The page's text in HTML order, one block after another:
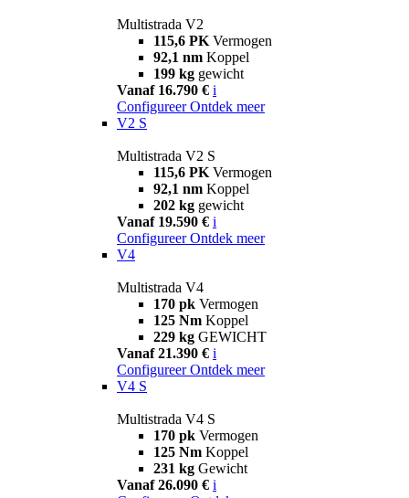
Multistrada V2
115,6 PK Vermogen
92,1 nm Koppel
199 kg gewicht
Vanaf 16.790 € i
Configureer Ontdek meer
V2 S
Multistrada V2 S
115,6 PK Vermogen
92,1 nm Koppel
202 kg gewicht
Vanaf 19.590 € i
Configureer Ontdek meer
V4
Multistrada V4
170 pk Vermogen
125 Nm Koppel
229 kg GEWICHT
Vanaf 21.390 € i
Configureer Ontdek meer
V4 S
Multistrada V4 S
170 pk Vermogen
125 Nm Koppel
231 kg Gewicht
Vanaf 26.090 € i